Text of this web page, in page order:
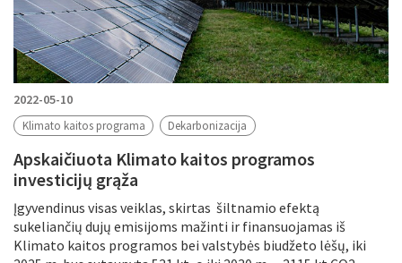
2022-05-10
Klimato kaitos programa Dekarbonizacija
Apskaičiuota Klimato kaitos programos
investicijų grąža
Įgyvendinus visas veiklas, skirtas šiltnamio efektą
sukeliančių dujų emisijoms mažinti ir finansuojamas iš
Klimato kaitos programos bei valstybės biudžeto lėšų, iki